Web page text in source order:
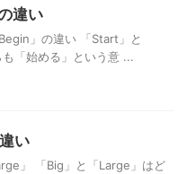
違い
」の違い 「Start」と
も「始める」という意 ...
い
」 「Big」と「Large」はど